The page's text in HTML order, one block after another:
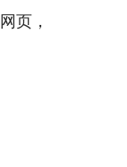
页，